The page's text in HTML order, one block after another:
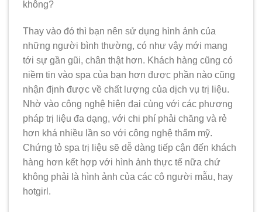
không?
Thay vào đó thì bạn nên sử dụng hình ảnh của
những người bình thường, có như vậy mới mang
tới sự gần gũi, chân thật hơn. Khách hàng cũng có
niềm tin vào spa của bạn hơn được phần nào cũng
nhận định được về chất lượng của dịch vụ trị liệu.
Nhờ vào công nghệ hiện đại cùng với các phương
pháp trị liệu đa dạng, với chi phí phải chăng và rẻ
hơn khá nhiều lần so với công nghệ thẩm mỹ.
Chứng tỏ spa trị liệu sẽ dễ dàng tiếp cận đến khách
hàng hơn kết hợp với hình ảnh thực tế nữa chứ
không phải là hình ảnh của các cô người mẫu, hay
hotgirl.